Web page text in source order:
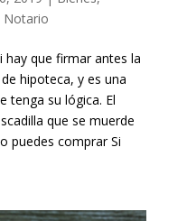
Notario
hay que firmar antes la
hipoteca, y es una
tenga su lógica. El
que se muerde
puedes comprar Si